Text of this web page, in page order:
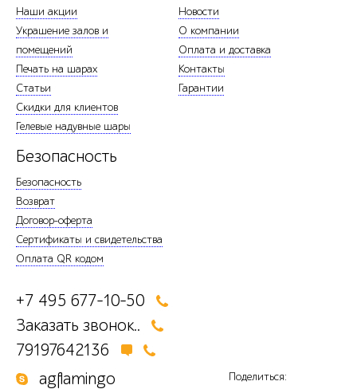
Наши акции
Украшение залов и
помещений
Печать на шарах
Статьи
Скидки для клиентов
Гелевые надувные шары
Новости
О компании
Оплата и доставка
Контакты
Гарантии
Безопасность
Безопасность
Возврат
Договор-оферта
Сертификаты и свидетельства
Оплата QR кодом
+7 495 677-10-50
Заказать звонок..
79197642136
agflamingo
Поделиться: